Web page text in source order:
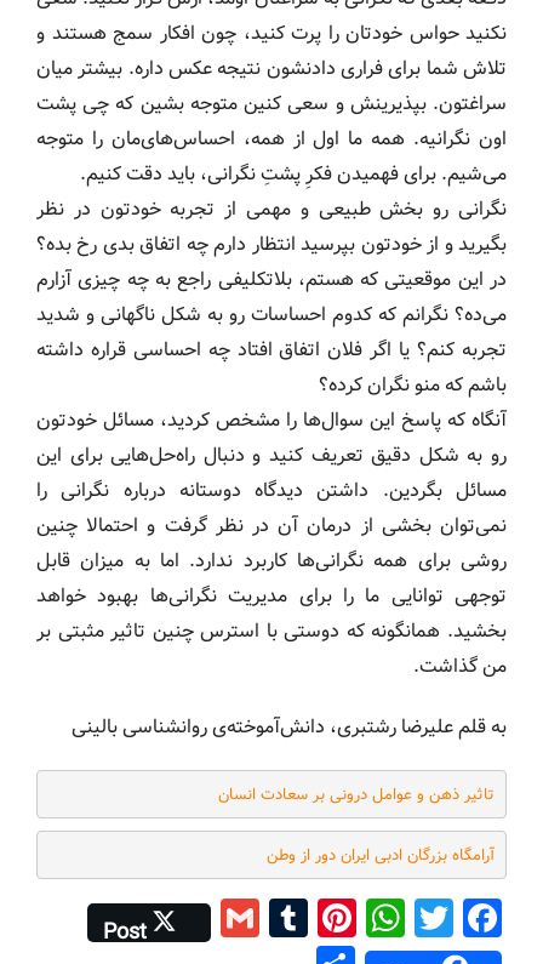
نکنید حواس خودتان را پرت کنید، چون افکار سمج هستند و
تلاش شما برای فراری دادنشون نتیجه عکس داره. بیشتر میان
سراغتون. بپذیرینش و سعی کنین متوجه بشین که چی پشت
اون نگرانیه. همه ما اول از همه، احساس‌های‌مان را متوجه
می‌شیم. برای فهمیدن فکرِ پشتِ نگرانی، باید دقت کنیم.
نگرانی رو بخش طبیعی و مهمی از تجربه خودتون در نظر
بگیرید و از خودتون بپرسید انتظار دارم چه اتفاق بدی رخ بده؟
در این موقعیتی که هستم، بلاتکلیفی راجع به چه چیزی آزارم
می‌ده؟ نگرانم که کدوم احساسات رو به شکل ناگهانی و شدید
تجربه کنم؟ یا اگر فلان اتفاق افتاد چه احساسی قراره داشته
باشم که منو نگران کرده؟
آنگاه که پاسخ این سوال‌ها را مشخص کردید، مسائل خودتون
رو به شکل دقیق تعریف کنید و دنبال راه‌حل‌هایی برای این
مسائل بگردین. داشتن دیدگاه دوستانه درباره نگرانی را
نمی‌توان بخشی از درمان آن در نظر گرفت و احتمالا چنین
روشی برای همه نگرانی‌ها کاربرد ندارد. اما به میزان قابل
توجهی توانایی ما را برای مدیریت نگرانی‌ها بهبود خواهد
بخشید. همانگونه که دوستی با استرس چنین تاثیر مثبتی بر
من گذاشت.
به قلم علیرضا رشتبری، دانش‌آموخته‌ی روانشناسی بالینی
تاثیر ذهن و عوامل درونی بر سعادت انسان
آرامگاه بزرگان ادبی ایران دور از وطن
F
T
W
Pi
T
G
Post